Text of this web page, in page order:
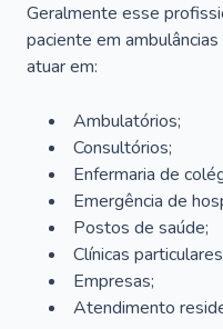
Geralmente esse
paciente em
atuar em:
Ambulatórios;
Consultórios;
Enfermaria de
Emergência de
Postos de saúde;
Clínicas
Empresas;
Atendimento